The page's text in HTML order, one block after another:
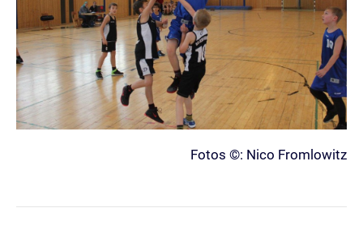
Fotos ©: Nico Fromlowitz